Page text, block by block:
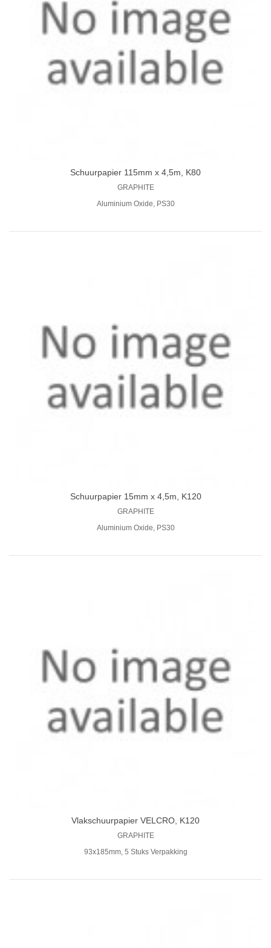
Schuurpapier 115mm x 4,5m, K80
GRAPHITE
Aluminium Oxide, PS30
Schuurpapier 15mm x 4,5m, K120
GRAPHITE
Aluminium Oxide, PS30
Vlakschuurpapier VELCRO, K120
GRAPHITE
93x185mm, 5 Stuks Verpakking